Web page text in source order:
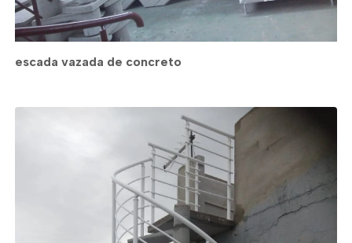
escada vazada de concreto